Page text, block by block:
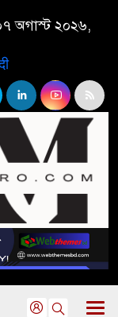
অগাস্ট ২০২৬,